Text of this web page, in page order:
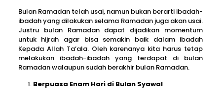
Bulan Ramadan telah usai, namun bukan berarti ibadah-
ibadah yang dilakukan selama Ramadan juga akan usai.
Justru bulan Ramadan dapat dijadikan momentum
untuk hijrah agar bisa semakin baik dalam ibadah
Kepada Allah Ta’ala. Oleh karenanya kita harus tetap
melakukan ibadah-ibadah yang terdapat di bulan
Ramadan walaupun sudah berakhir bulan Ramadan.
Berpuasa Enam Hari di Bulan Syawal